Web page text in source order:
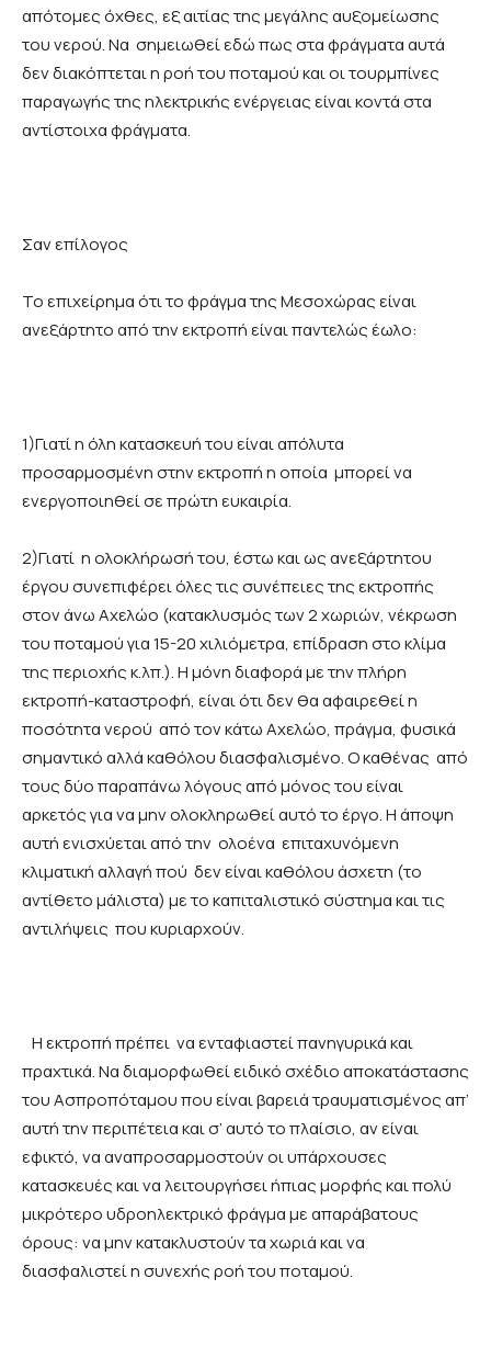
απότομες όχθες, εξ αιτίας της μεγάλης αυξομείωσης
του νερού. Να σημειωθεί εδώ πως στα φράγματα αυτά
δεν διακόπτεται η ροή του ποταμού και οι τουρμπίνες
παραγωγής της ηλεκτρικής ενέργειας είναι κοντά στα
αντίστοιχα φράγματα.
Σαν επίλογος
Το επιχείρημα ότι το φράγμα της Μεσοχώρας είναι
ανεξάρτητο από την εκτροπή είναι παντελώς έωλο:
1)Γιατί η όλη κατασκευή του είναι απόλυτα
προσαρμοσμένη στην εκτροπή η οποία μπορεί να
ενεργοποιηθεί σε πρώτη ευκαιρία.
2)Γιατί η ολοκλήρωσή του, έστω και ως ανεξάρτητου
έργου συνεπιφέρει όλες τις συνέπειες της εκτροπής
στον άνω Αχελώο (κατακλυσμός των 2 χωριών, νέκρωση
του ποταμού για 15-20 χιλιόμετρα, επίδραση στο κλίμα
της περιοχής κ.λπ.). Η μόνη διαφορά με την πλήρη
εκτροπή-καταστροφή, είναι ότι δεν θα αφαιρεθεί η
ποσότητα νερού από τον κάτω Αχελώο, πράγμα, φυσικά
σημαντικό αλλά καθόλου διασφαλισμένο. Ο καθένας από
τους δύο παραπάνω λόγους από μόνος του είναι
αρκετός για να μην ολοκληρωθεί αυτό το έργο. Η άποψη
αυτή ενισχύεται από την ολοένα επιταχυνόμενη
κλιματική αλλαγή πού δεν είναι καθόλου άσχετη (το
αντίθετο μάλιστα) με το καπιταλιστικό σύστημα και τις
αντιλήψεις που κυριαρχούν.
Η εκτροπή πρέπει να ενταφιαστεί πανηγυρικά και
πραχτικά. Να διαμορφωθεί ειδικό σχέδιο αποκατάστασης
του Ασπροπόταμου που είναι βαρειά τραυματισμένος απ’
αυτή την περιπέτεια και σ’ αυτό το πλαίσιο, αν είναι
εφικτό, να αναπροσαρμοστούν οι υπάρχουσες
κατασκευές και να λειτουργήσει ήπιας μορφής και πολύ
μικρότερο υδροηλεκτρικό φράγμα με απαράβατους
όρους: να μην κατακλυστούν τα χωριά και να
διασφαλιστεί η συνεχής ροή του ποταμού.